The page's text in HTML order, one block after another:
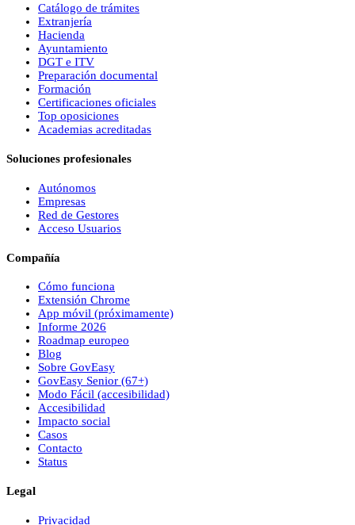
Catálogo de trámites
Extranjería
Hacienda
Ayuntamiento
DGT e ITV
Preparación documental
Formación
Certificaciones oficiales
Top oposiciones
Academias acreditadas
Soluciones profesionales
Autónomos
Empresas
Red de Gestores
Acceso Usuarios
Compañía
Cómo funciona
Extensión Chrome
App móvil (próximamente)
Informe 2026
Roadmap europeo
Blog
Sobre GovEasy
GovEasy Senior (67+)
Modo Fácil (accesibilidad)
Accesibilidad
Impacto social
Casos
Contacto
Status
Legal
Privacidad